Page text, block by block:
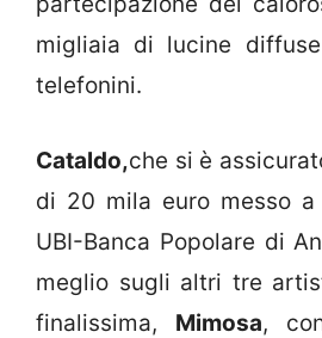
migliaia di lucine
telefonini.
Cataldo,che si è
di 20 mila euro messo a
UBI-Banca Popolare di
meglio sugli altri tre
finalissima, Mimosa,